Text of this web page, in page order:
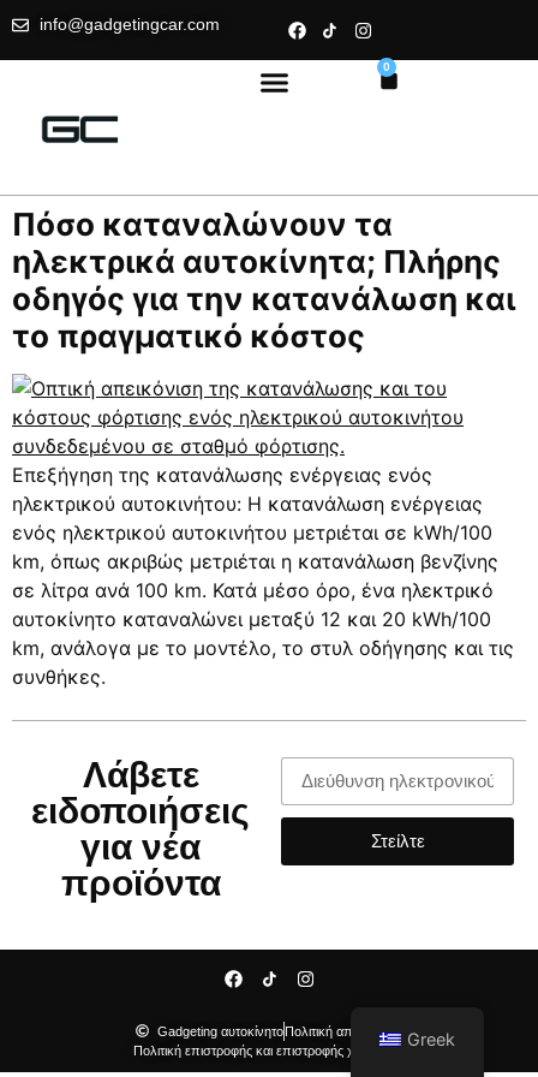
info@gadgetingcar.com
0
Πόσο καταναλώνουν τα
ηλεκτρικά αυτοκίνητα; Πλήρης
οδηγός για την κατανάλωση και
το πραγματικό κόστος
Επεξήγηση της κατανάλωσης ενέργειας ενός
ηλεκτρικού αυτοκινήτου: Η κατανάλωση ενέργειας
ενός ηλεκτρικού αυτοκινήτου μετριέται σε kWh/100
km, όπως ακριβώς μετριέται η κατανάλωση βενζίνης
σε λίτρα ανά 100 km. Κατά μέσο όρο, ένα ηλεκτρικό
αυτοκίνητο καταναλώνει μεταξύ 12 και 20 kWh/100
km, ανάλογα με το μοντέλο, το στυλ οδήγησης και τις
συνθήκες.
Λάβετε
ειδοποιήσεις
για νέα
προϊόντα
Στείλτε
Gadgeting αυτοκίνητοΠολιτική απορρήτου
Πολιτική επιστροφής και επιστροφής χρημάτων
Greek